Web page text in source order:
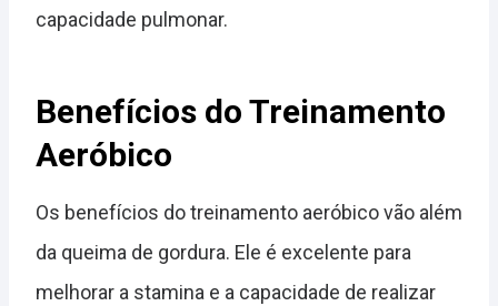
capacidade pulmonar.
Benefícios do Treinamento
Aeróbico
Os benefícios do treinamento aeróbico vão além
da queima de gordura. Ele é excelente para
melhorar a stamina e a capacidade de realizar